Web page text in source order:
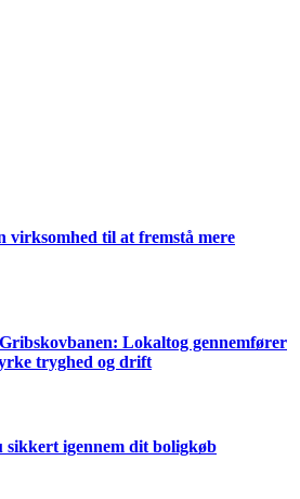
virksomhed til at fremstå mere
Lokaltog gennemfører
tryghed og drift
sikkert igennem dit boligkøb